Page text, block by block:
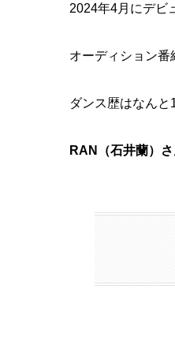
2024年4月にデビ
オーディション番
ダンス歴はなんと
RAN（石井蘭）